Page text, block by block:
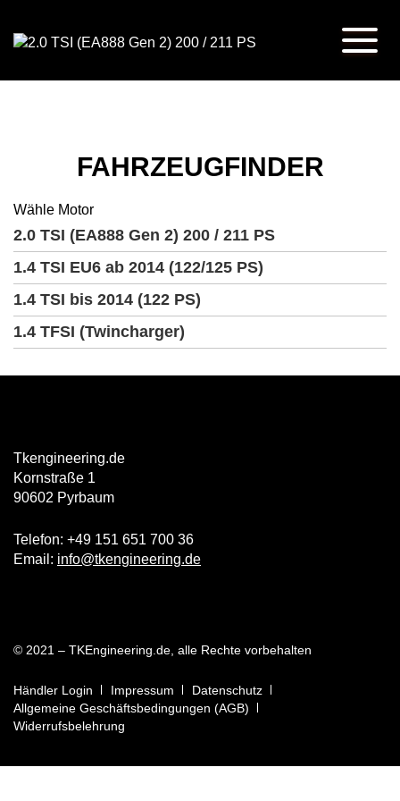
FAHRZEUGFINDER
Wähle Motor
2.0 TSI (EA888 Gen 2) 200 / 211 PS
1.4 TSI EU6 ab 2014 (122/125 PS)
1.4 TSI bis 2014 (122 PS)
1.4 TFSI (Twincharger)
Tkengineering.de
Kornstraße 1
90602 Pyrbaum
Telefon: +49 151 651 700 36
Email: info@tkengineering.de
© 2021 – TKEngineering.de, alle Rechte vorbehalten
Händler Login Impressum
Datenschutz
Allgemeine Geschäftsbedingungen (AGB)
Widerrufsbelehrung